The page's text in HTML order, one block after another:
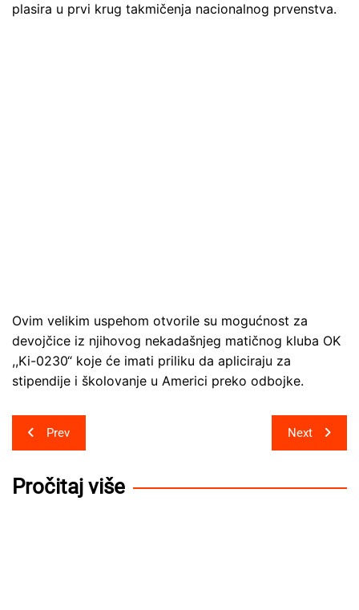
plasira u prvi krug takmičenja nacionalnog prvenstva.
Ovim velikim uspehom otvorile su mogućnost za
devojčice iz njihovog nekadašnjeg matičnog kluba OK
,,Ki-0230“ koje će imati priliku da apliciraju za
stipendije i školovanje u Americi preko odbojke.
Post
navigation
Prev Next
Pročitaj više